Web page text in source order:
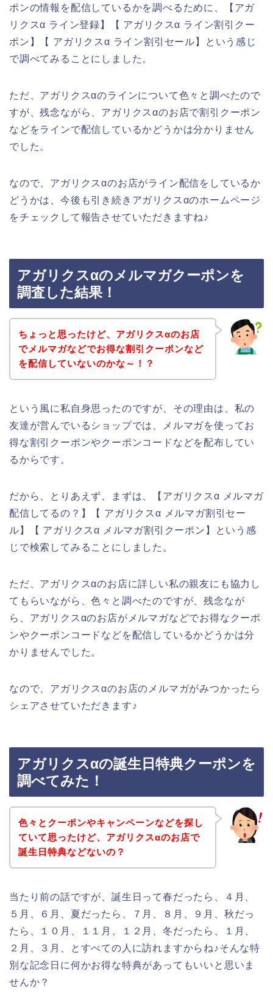
ポンの情報を配信しているかを調べるために、【アガ
リクスα ライン登録】【 アガリクスα ライン割引クー
ポン】【 アガリクスα ライン割引セール】という感じ
で調べてみることにしました。
ただ、アガリクスαのラインについて色々と調べたので
すが、残念ながら、アガリクスαのお店で割引クーポン
などをラインで配信しているかどうかは分かりません
でした。
なので、アガリクスαのお店がライン配信をしているか
どうかは、今後も引き続きアガリクスαのホームページ
をチェックして報告させていただきますね♪
アガリクスαのメルマガクーポンを
調査した結果！
ちょっと思ったけど、アガリクスαのお店
でメルマガなどでお得な割引クーポンなど
を配信していないのかな～！？
という風に私自身思ったのですが、その理由は、私の
友達が営んでいるショップでは、メルマガを使ってお
得な割引クーポンやクーポンコードなどを配布してい
るからです。
だから、とりあえず、まずは、【アガリクスα メルマガ
配信してるの？】【 アガリクスα メルマガ割引セー
ル】【 アガリクスα メルマガ割引クーポン】という感
じで検索してみることにしました。
ただ、アガリクスαのお店に詳しい私の親友にも協力し
てもらいながら、色々と調べたのですが、残念なが
ら、アガリクスαのお店がメルマガなどでお得なクーポ
ンやクーポンコードなどを配信しているかどうかは分
かりませんでした。
なので、アガリクスαのお店のメルマガがみつかったら
シェアさせていただきます♪
アガリクスαの誕生日特典クーポンを
調べてみた！
色々とクーポンやキャンペーンなどを探し
ていて思ったけど、アガリクスαのお店で
誕生日特典などないの？
当たり前の話ですが、誕生日って春だったら、４月、
５月、６月、夏だったら、７月、８月、９月、秋だっ
たら、１０月、１１月、１２月、冬だったら、１月、
２月、３月、とすべての人に訪れますからね♪そんな特
別な記念日に何かお得な特典があってもいいと思いま
せんか？